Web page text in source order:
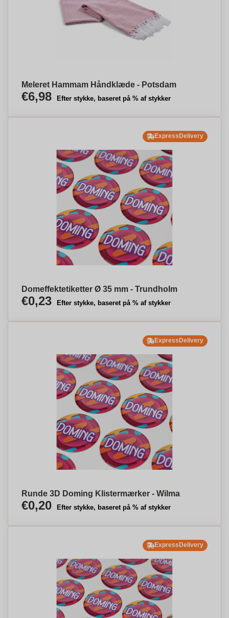
Meleret Hammam Håndklæde - Potsdam
€6,98 Efter stykke, baseret på % af stykker
ExpressDelivery
Domeffektetiketter Ø 35 mm - Trundholm
€0,23 Efter stykke, baseret på % af stykker
ExpressDelivery
Runde 3D Doming Klistermærker - Wilma
€0,20 Efter stykke, baseret på % af stykker
ExpressDelivery